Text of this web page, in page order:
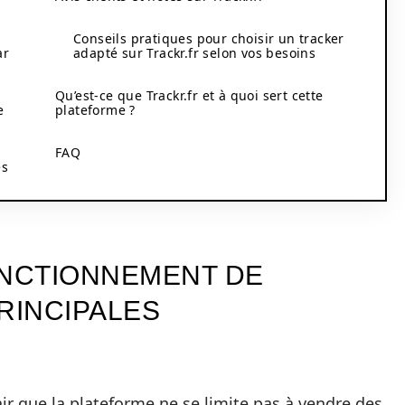
Conseils pratiques pour choisir un tracker
adapté sur Trackr.fr selon vos besoins
Qu’est-ce que Trackr.fr et à quoi sert cette
plateforme ?
FAQ
DE